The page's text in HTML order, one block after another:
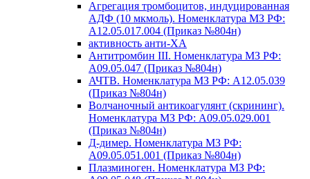
Агрегация тромбоцитов, индуцированная
АДФ (10 мкмоль). Номенклатура МЗ РФ:
A12.05.017.004 (Приказ №804н)
активность анти-ХА
Антитромбин III. Номенклатура МЗ РФ:
A09.05.047 (Приказ №804н)
АЧТВ. Номенклатура МЗ РФ: A12.05.039
(Приказ №804н)
Волчаночный антикоагулянт (скрининг).
Номенклатура МЗ РФ: A09.05.029.001
(Приказ №804н)
Д-димер. Номенклатура МЗ РФ:
A09.05.051.001 (Приказ №804н)
Плазминоген. Номенклатура МЗ РФ: